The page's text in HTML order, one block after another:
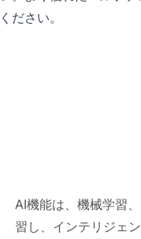
ださい。
AI機能は、機械学習
習し、インテリジェ